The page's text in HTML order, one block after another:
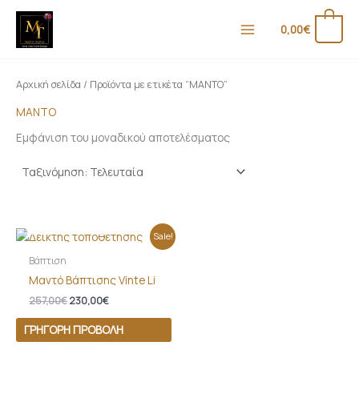
Μετάβαση
περιεχόμενο
0,00€
Αρχική σελίδα / Προϊόντα με ετικέτα “ΜΑΝΤΟ”
ΜΑΝΤΟ
Εμφάνιση του μοναδικού αποτελέσματος
Sale!
Βάπτιση
Μαντό Βάπτισης Vinte Li
257,00€
Original
price
230,00€
Η
τρέχουσα
230,00€.
ΓΡΉΓΟΡΗ ΠΡΟΒΟΛΉ